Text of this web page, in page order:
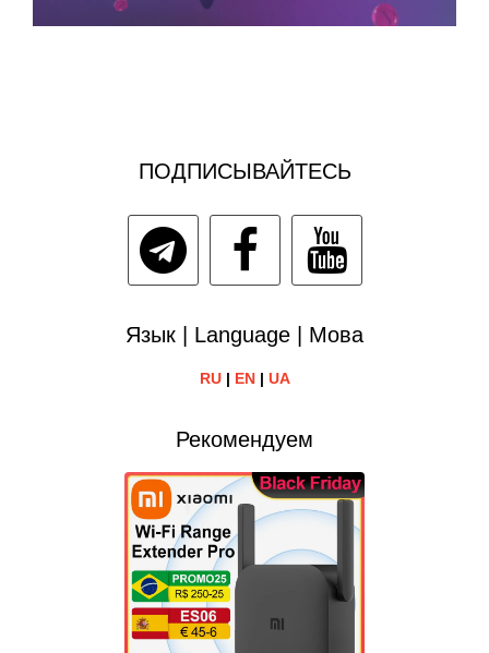
ПОДПИСЫВАЙТЕСЬ
Язык | Language | Мова
RU| EN| UA
Рекомендуем